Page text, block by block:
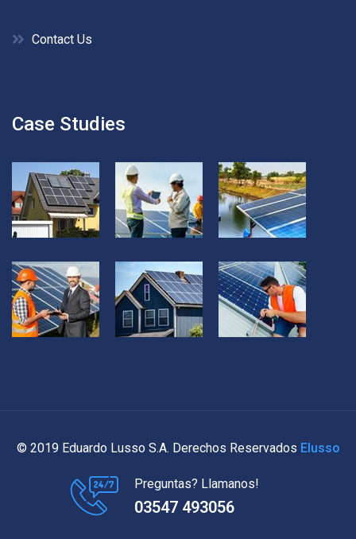
Contact Us
Case Studies
© 2019 Eduardo Lusso S.A. Derechos Reservados Elusso
Preguntas? Llamanos!
03547 493056